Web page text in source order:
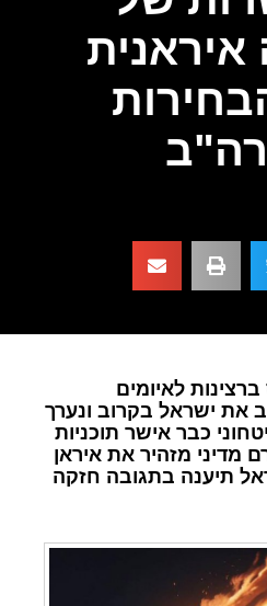
לאיומים
את ישראל בקרוב ונערך
כבר אישר תוכניות
מדיני מזהיר את איראן
תיענה בתגובה חזקה